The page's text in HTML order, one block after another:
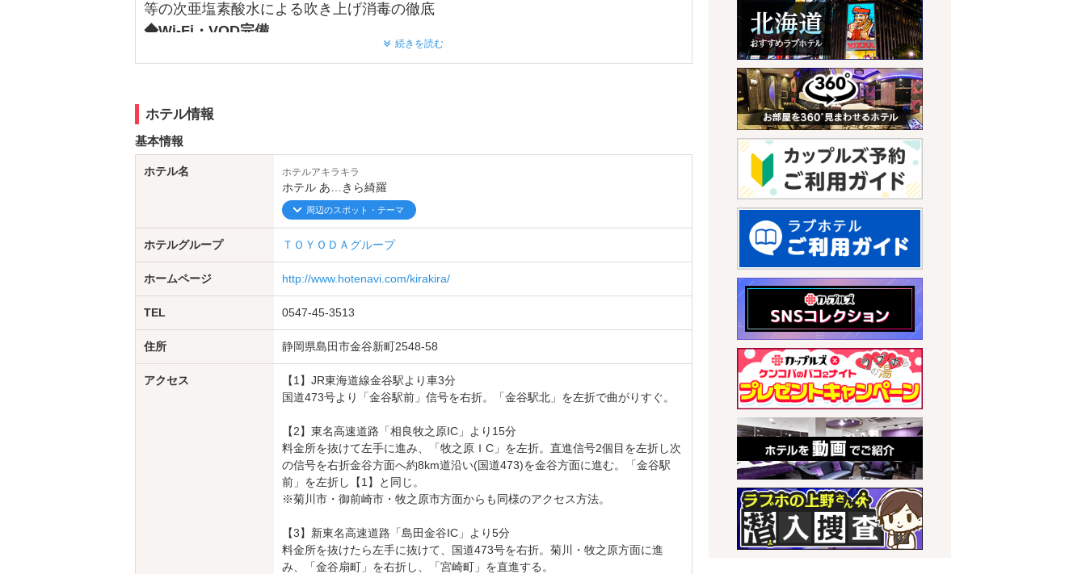
等の次亜塩素酸水による吹き上げ消毒の徹底
◆Wi-Fi・VOD完備
◆アメニティーバイキングはじめました。
続きを読む
ホテル情報
基本情報
ホテル名 ホテルアキラキラ
ホテル あ…きら綺羅
周辺のスポット・テーマ
ホテルグループ ＴＯＹＯＤＡグループ
ホームページ http://www.hotenavi.com/kirakira/
TEL 0547-45-3513
住所 静岡県島田市金谷新町2548-58
アクセス
【1】JR東海道線金谷駅より車3分
国道473号より「金谷駅前」信号を右折。「金谷駅北」を左折で曲がりすぐ。
【2】東名高速道路「相良牧之原IC」より15分
料金所を抜けて左手に進み、「牧之原ＩC」を左折。直進信号2個目を左折し次
の信号を右折金谷方面へ約8km道沿い(国道473)を金谷方面に進む。「金谷駅
前」を左折し【1】と同じ。
※菊川市・御前崎市・牧之原市方面からも同様のアクセス方法。
【3】新東名高速道路「島田金谷IC」より5分
料金所を抜けたら左手に抜けて、国道473号を右折。菊川・牧之原方面に進
み、「金谷扇町」を右折し、「宮崎町」を直進する。